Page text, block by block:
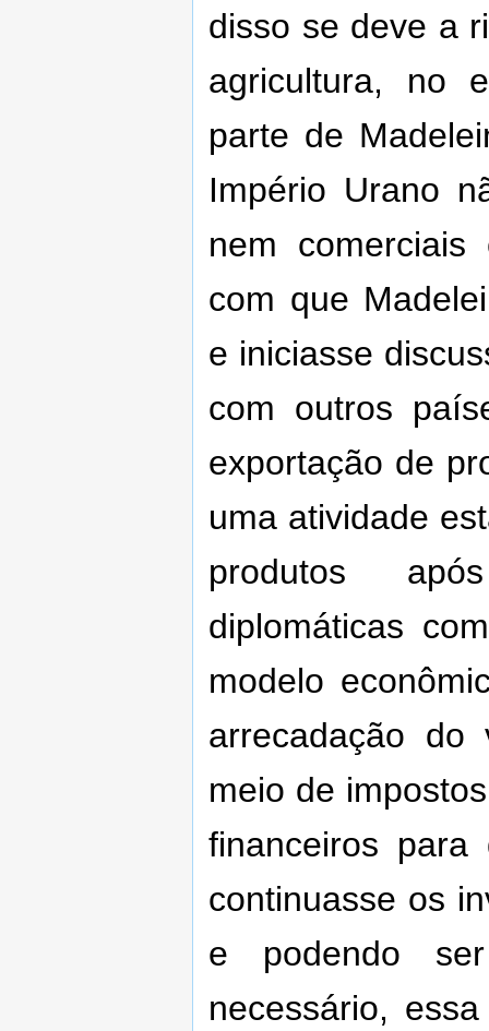
disso se deve a
agricultura, no
parte de
Império Urano
nem
com que
e iniciasse
com outros
exportação de
uma atividade
produtos
diplomáticas
modelo
arrecadação
meio de
financeiros
continuasse os
e podendo
necessário,